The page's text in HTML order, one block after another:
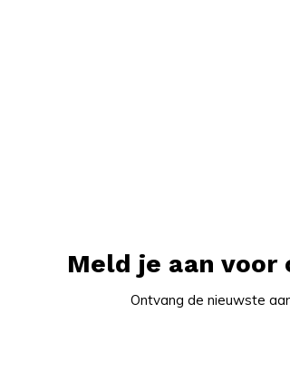
Meld je aan
Ontvang de nieuwste